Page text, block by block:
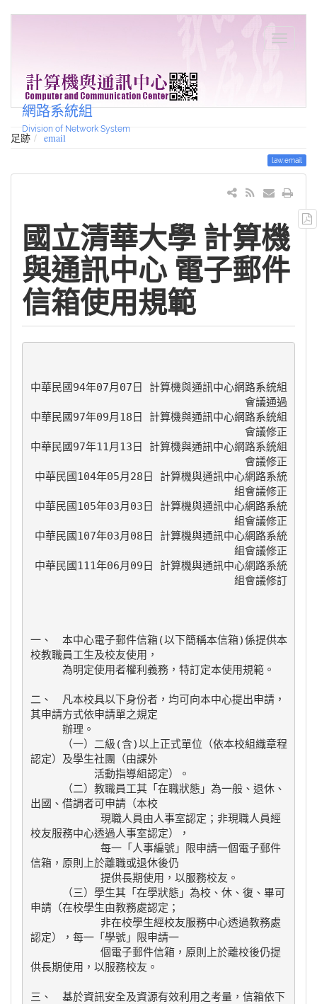
網路系統組
Division of Network System
足跡 email
law:email
國立清華大學 計算機
與通訊中心 電子郵件
信箱使用規範
中華民國94年07月07日 計算機與通訊中心網路系統組
會議通過
中華民國97年09月18日 計算機與通訊中心網路系統組
會議修正
中華民國97年11月13日 計算機與通訊中心網路系統組
會議修正
中華民國104年05月28日 計算機與通訊中心網路系統
組會議修正
中華民國105年03月03日 計算機與通訊中心網路系統
組會議修正
中華民國107年03月08日 計算機與通訊中心網路系統
組會議修正
中華民國111年06月09日 計算機與通訊中心網路系統
組會議修訂
一、　本中心電子郵件信箱(以下簡稱本信箱)係提供本
校教職員工生及校友使用，
為明定使用者權利義務，特訂定本使用規範。
二、　凡本校具以下身份者，均可向本中心提出申請，
其申請方式依申請單之規定
辦理。
（一）二級(含)以上正式單位（依本校組織章程
認定）及學生社團（由課外
活動指導組認定）。
（二）教職員工其「在職狀態」為一般、退休、
出國、借調者可申請（本校
校友服務中心透過人事室認定），
信箱，原則上於離職或退休後仍
（三）學生其「在學狀態」為校、休、復、畢可
申請（在校學生由教務處認定；
認定），每一「學號」限申請一
供長期使用，以服務校友。
三、　基於資訊安全及資源有效利用之考量，信箱依下